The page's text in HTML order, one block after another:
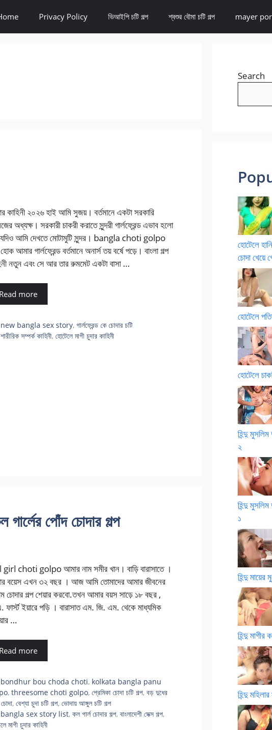
Privacy Policy ভিআইপি চটি গল্প শ্বশুর বৌমা চটি গল্প mayer
কাহিনী ২০২৬ হাই আমি সুজয়। বর্তমানে একটা সরকারি
অধ্যক্ষ। সরকারী চাকরী করাতে সুন্দরী গার্লফ্রেন্ড এভাব হলো
আমি দেখতে মোটামুটি সুন্দর। bangla choti golpo
আমার গার্লফ্রেন্ড বর্তমানে অনার্স তয় বর্ষে পড়ে। বাংলা গল্প
নতুন এবং সে আর তার রুমমেট একটা বাসা …
Read more
Categories
new bangla sex story,গার্লফ্রেন্ড কে চোদার চটি
Tags
শারীরিক সম্পর্ক কাহিনী,হোটেলে মাগী চুদার কাহিনী
পোঁদ চোদার গল্প
choti golpo আমার নাম সমীর খান। বাড়ি বারাসাতে ।
বয়েস এখন ৩২ বছর । আজ আমি তোমাদের আমার জীবনের
চোদার গল্প শেয়ার করবো.তখন আমার বয়স সাড়ে ১৮ বছর ,
ফার্স্ট ইয়ারে পড়ি । বারাসাত এম. জি. এম. থেকে মাধ্যমিক
…
Read more
Categories
bondhur bou choda choti, kolkata bangla panu
, threesome choti golpo, প্রেমিকা চোদা চটি গল্প, বড় দুধের
, বেশ্যা চুদা চটি গল্প, ভোদায় আঙ্গুল চটি গল্প
Tags
bangla sex story list,কল গার্ল চোদার গল্প,বাংলাদেশী সেক্স গল্প,
মাগী চুদার কাহিনী
Search
হোটেলে
চোদা খেয়ে
হোটেলে
হোটেলে
হিন্দু
২
হিন্দু
১
হিন্দু
হিন্দু মাগীর
হিন্দু